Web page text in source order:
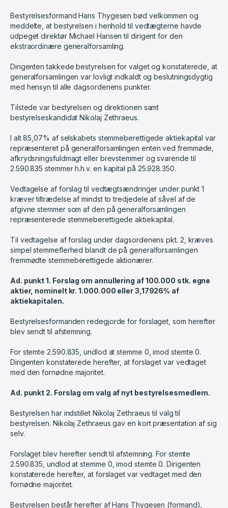
Bestyrelsesformand Hans Thygesen bød velkommen og
meddelte, at bestyrelsen i henhold til vedtægterne havde
udpeget direktør Michael Hansen til dirigent for den
ekstraordinære generalforsamling.
Dirigenten takkede bestyrelsen for valget og konstaterede, at
generalforsamlingen var lovligt indkaldt og beslutningsdygtig
med hensyn til alle dagsordenens punkter.
Tilstede var bestyrelsen og direktionen samt
bestyrelseskandidat Nikolaj Zethraeus.
I alt 85,07% af selskabets stemmeberettigede aktiekapital var
repræsenteret på generalforsamlingen enten ved fremmøde,
afkrydsningsfuldmagt eller brevstemmer og svarende til
2.590.835 stemmer h.h.v. en kapital på 25.928.350.
Vedtagelse af forslag til vedtægtsændringer under punkt 1
kræver tiltrædelse af mindst to tredjedele af såvel af de
afgivne stemmer som af den på generalforsamlingen
repræsenterede stemmeberettigede aktiekapital.
Til vedtagelse af forslag under dagsordenens pkt. 2, kræves
simpel stemmeflerhed blandt de på generalforsamlingen
fremmødte stemmeberettigede aktionærer.
Ad. punkt 1. Forslag om annullering af 100.000 stk. egne
aktier, nominelt kr. 1.000.000 eller 3,17926% af
aktiekapitalen.
Bestyrelsesformanden redegjorde for forslaget, som herefter
blev sendt til afstemning.
For stemte 2.590.835, undlod at stemme 0, imod stemte 0.
Dirigenten konstaterede herefter, at forslaget var vedtaget
med den fornødne majoritet.
Ad. punkt 2. Forslag om valg af nyt bestyrelsesmedlem.
Bestyrelsen har indstillet Nikolaj Zethraeus til valg til
bestyrelsen. Nikolaj Zethraeus gav en kort præsentation af sig
selv.
Forslaget blev herefter sendt til afstemning. For stemte
2.590.835, undlod at stemme 0, imod stemte 0. Dirigenten
konstaterede herefter, at forslaget var vedtaget med den
fornødne majoritet.
Bestyrelsen består herefter af Hans Thygesen (formand),